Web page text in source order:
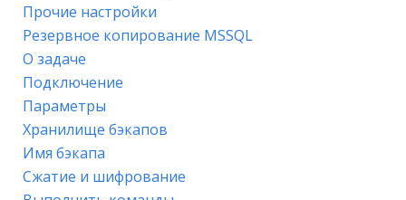
Прочие настройки
Резервное копирование MSSQL
О задаче
Подключение
Параметры
Хранилище бэкапов
Имя бэкапа
Сжатие и шифрование